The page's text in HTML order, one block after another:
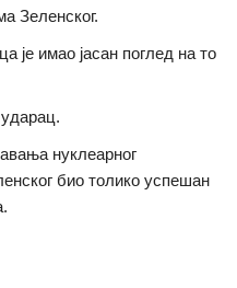
Зеленског.
је имао јасан поглед на то
нуклеарног
био толико успешан